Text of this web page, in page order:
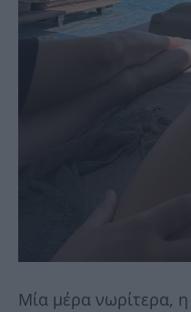
Μία μέρα νωρίτερα,